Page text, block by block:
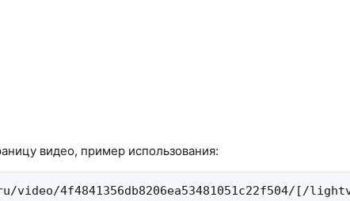
видео, пример использования:
4f4841356db8206ea53481051c22f504/[/